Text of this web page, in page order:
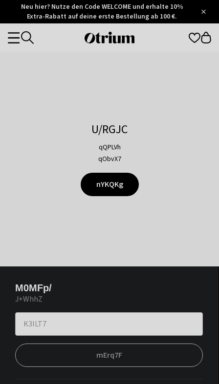
Otrium
Trustpilot
Neu hier? Nutze den Code WELCOME und erhalte 10%
Extra-Rabatt auf deine erste Bestellung ab 100 €.
Otrium
Categories
U/RGJC
qQPLVh
qObvX7
nYKQKg
M0MFp/
J+WhhZ
mErq7F